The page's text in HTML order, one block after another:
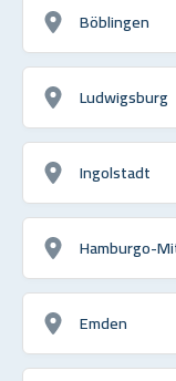
Böblingen
Ludwigsburg
Ingolstadt
Hamburgo-
Emden